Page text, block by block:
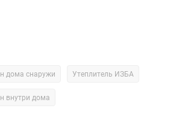
дома снаружи Утеплитель ИЗБА
внутри дома